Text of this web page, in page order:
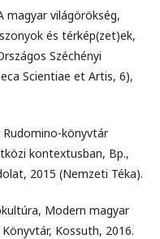
magyar világörökség,
és térkép(zet)ek,
Széchényi
Scientiae et Artis, 6),
Rudomino-könyvtár
kontextusban, Bp.,
2015 (Nemzeti Téka).
Modern magyar
Kossuth, 2016.